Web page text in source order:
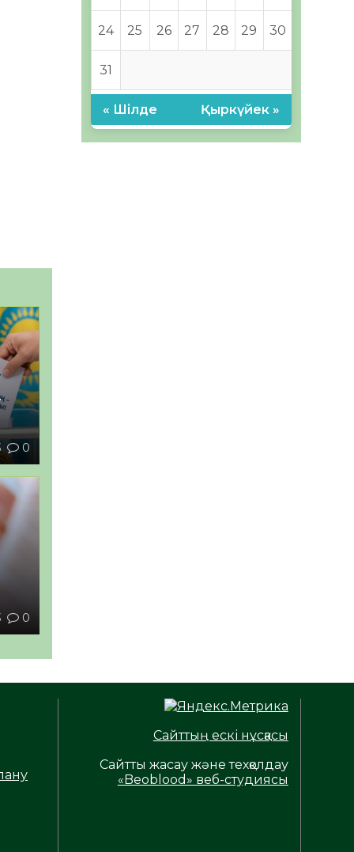
0
0
24 25 26 27 28 29 30
31
« Шілде Қыркүйек »
Сайттың ескі нұсқасы
Сайтты жасау және техқолдау
«Beoblood» веб-студиясы